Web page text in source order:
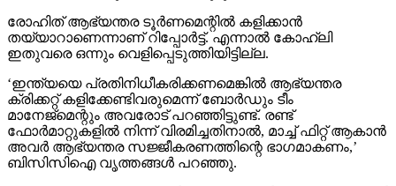
രോഹിത് ആഭ്യന്തര ടൂര്‍ണമെന്റില്‍ കളിക്കാന്‍
തയ്യാറാണെന്നാണ് റിപ്പോര്‍ട്ട്. എന്നാല്‍ കോഹ്ലി
ഇതുവരെ ഒന്നും വെളിപ്പെടുത്തിയിട്ടില്ല.
‘ഇന്ത്യയെ പ്രതിനിധീകരിക്കണമെങ്കില്‍ ആഭ്യന്തര
ക്രിക്കറ്റ് കളിക്കേണ്ടിവരുമെന്ന് ബോര്‍ഡും ടീം
മാനേജ്മെന്റും അവരോട് പറഞ്ഞിട്ടുണ്ട്. രണ്ട്
ഫോര്‍മാറ്റുകളില്‍ നിന്ന് വിരമിച്ചതിനാല്‍, മാച്ച് ഫിറ്റ് ആകാന്‍
അവര്‍ ആഭ്യന്തര സജ്ജീകരണത്തിന്റെ ഭാഗമാകണം,’
ബിസിസിഐ വൃത്തങ്ങള്‍ പറഞ്ഞു.